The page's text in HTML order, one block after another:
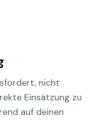
nicht
Einsätzung zu
auf deinen